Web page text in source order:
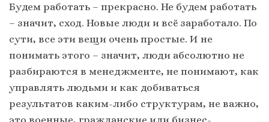
Будем работать – прекрасно. Не будем работать
– значит, сход. Новые люди и всё заработало. По
сути, все эти вещи очень простые. И не
понимать этого – значит, люди абсолютно не
разбираются в менеджменте, не понимают, как
управлять людьми и как добиваться
результатов каким-либо структурам, не важно,